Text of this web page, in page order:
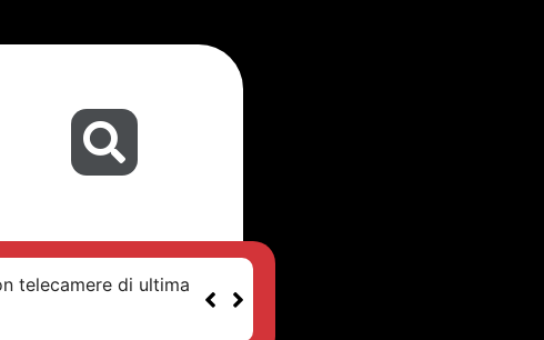
telecamere di ultima